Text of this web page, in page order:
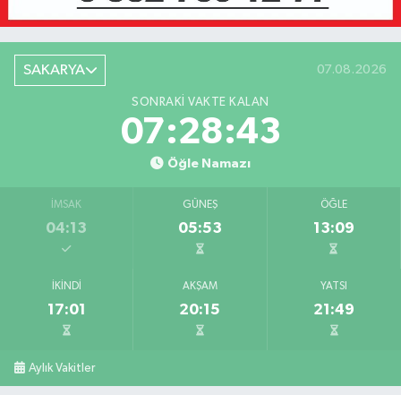
SAKARYA 07.08.2026
SONRAKI VAKTE KALAN
07:28:43
Öğle Namazı
İMSAK
04:13
GÜNEŞ
05:53
ÖĞLE
13:09
İKINDI
17:01
AKŞAM
20:15
YATSI
21:49
Aylık Vakitler